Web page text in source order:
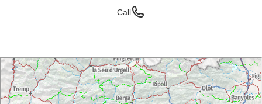
Call